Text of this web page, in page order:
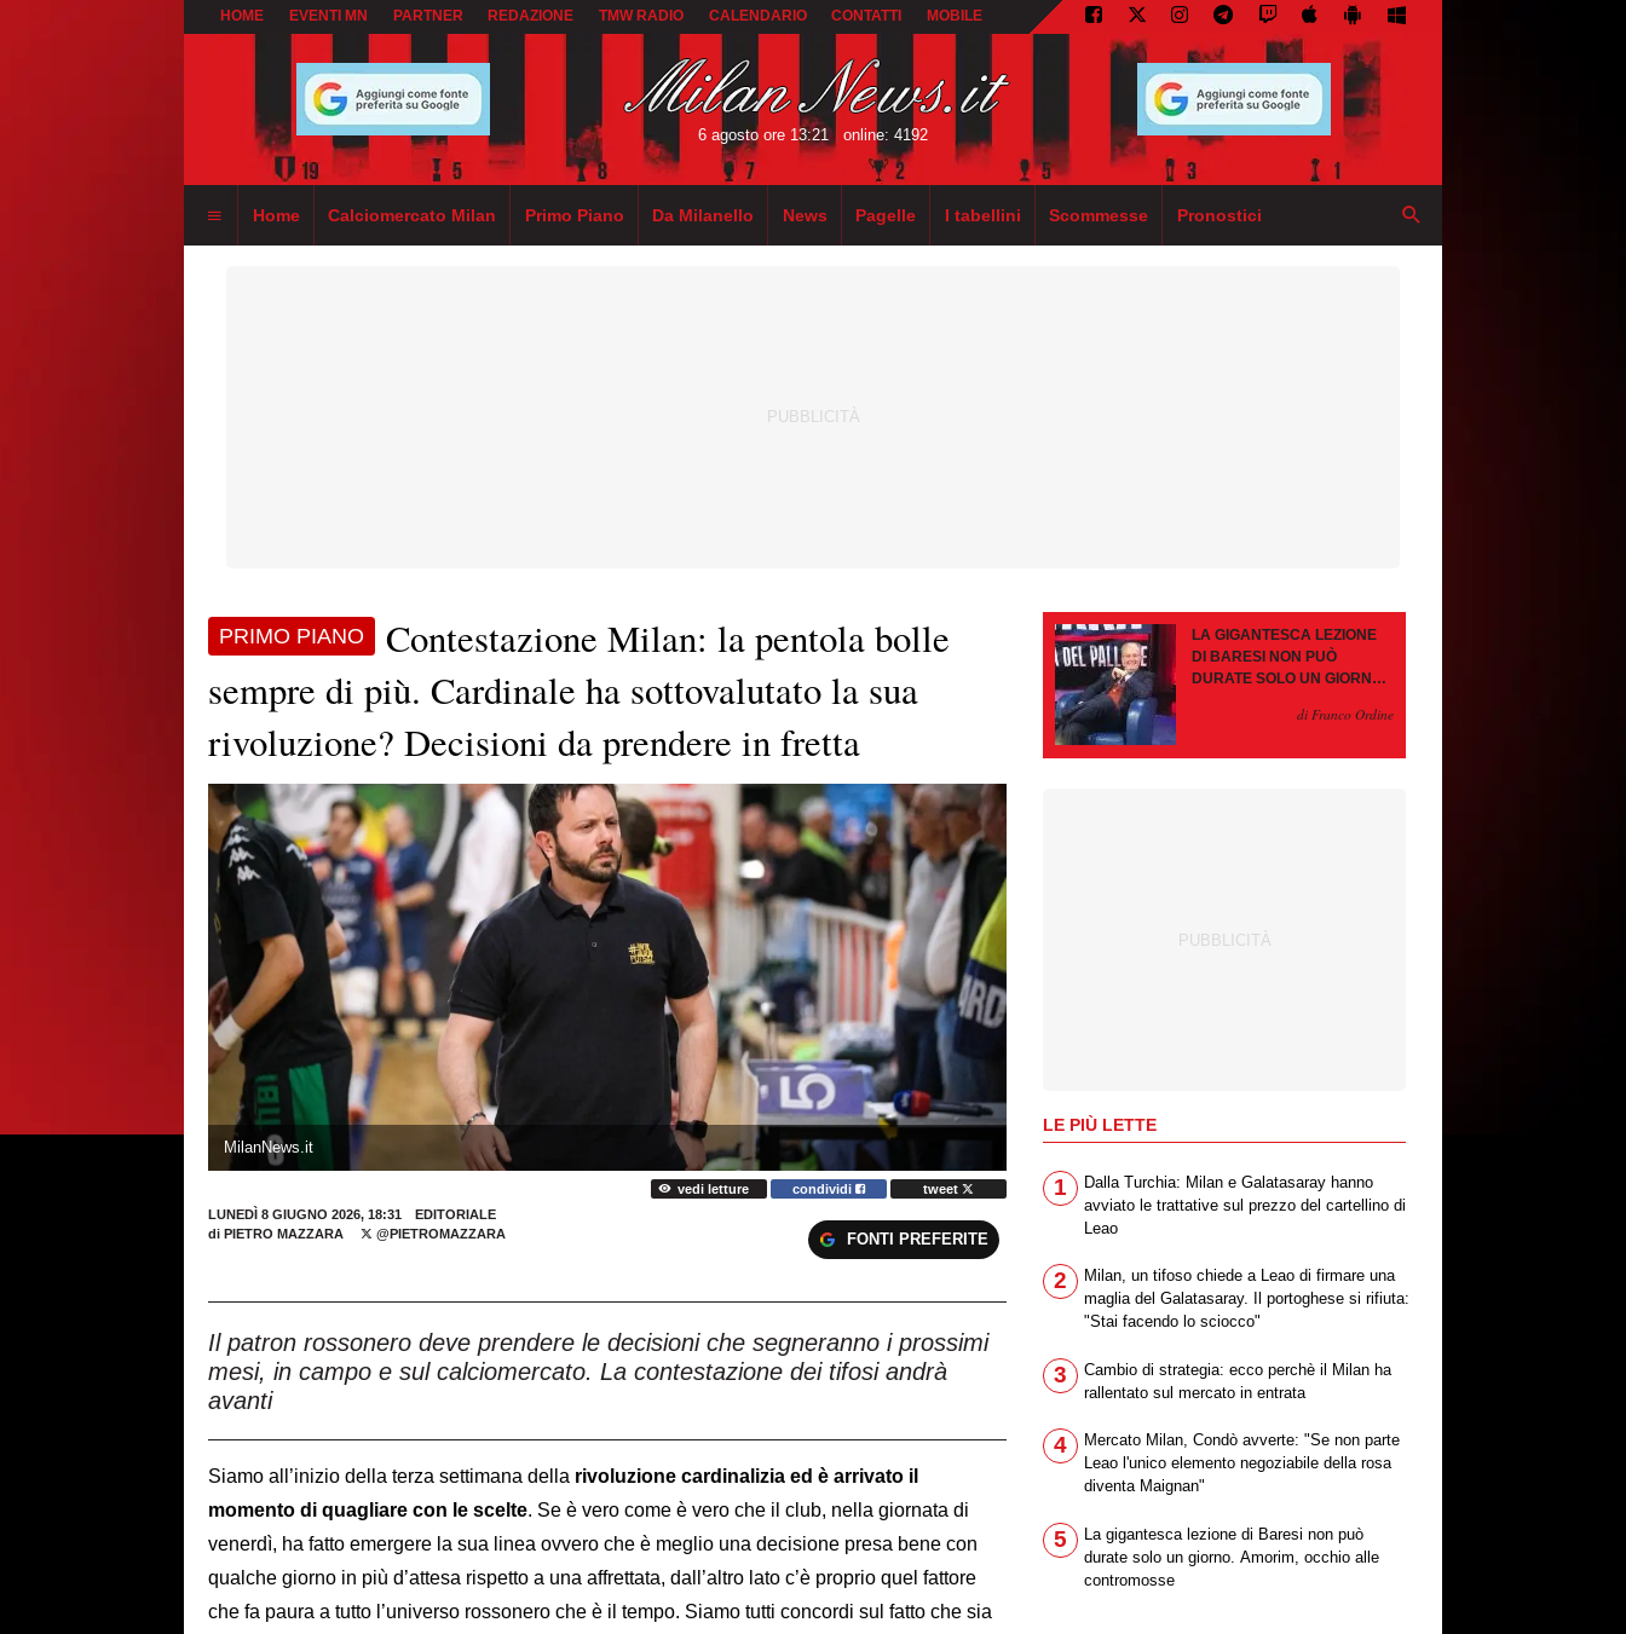
HOME EVENTI MN PARTNER REDAZIONE TMW RADIO CALENDARIO CONTATTI MOBILE
6 agosto ore 13:21 online: 4192
Home Calciomercato Milan Primo Piano Da Milanello News Pagelle I tabellini Scommesse Pronostici
PRIMO PIANO
Contestazione Milan: la pentola bolle
sempre di più. Cardinale ha sottovalutato la sua
rivoluzione? Decisioni da prendere in fretta
MilanNews.it
vedi letture condividi
tweet
LUNEDÌ 8 GIUGNO 2026, 18:31
EDITORIALE
di PIETRO MAZZARA @PIETROMAZZARA FONTI PREFERITE
Il patron rossonero deve prendere le decisioni che segneranno i prossimi
mesi, in campo e sul calciomercato. La contestazione dei tifosi andrà
avanti
Siamo all’inizio della terza settimana della rivoluzione cardinalizia ed è arrivato il
momento di quagliare con le scelte. Se è vero come è vero che il club, nella giornata di
venerdì, ha fatto emergere la sua linea ovvero che è meglio una decisione presa bene con
qualche giorno in più d’attesa rispetto a una affrettata, dall’altro lato c’è proprio quel fattore
che fa paura a tutto l’universo rossonero che è il tempo. Siamo tutti concordi sul fatto che sia
LA GIGANTESCA LEZIONE
DI BARESI NON PUÒ
DURATE SOLO UN GIORNO.
CONTROMOSSEdi Franco Ordine
LE PIÙ LETTE
1
Dalla Turchia: Milan e Galatasaray hanno
avviato le trattative sul prezzo del cartellino di
Leao
2
Milan, un tifoso chiede a Leao di firmare una
maglia del Galatasaray. Il portoghese si rifiuta:
"Stai facendo lo sciocco"
3
Cambio di strategia: ecco perchè il Milan ha
rallentato sul mercato in entrata
4
Mercato Milan, Condò avverte: "Se non parte
Leao l'unico elemento negoziabile della rosa
diventa Maignan"
5
La gigantesca lezione di Baresi non può
durate solo un giorno. Amorim, occhio alle
contromosse